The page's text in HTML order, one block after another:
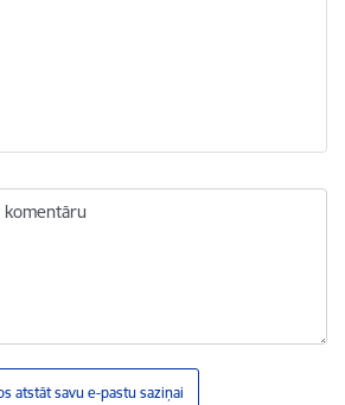
komentāru
atstāt savu e-pastu saziņai